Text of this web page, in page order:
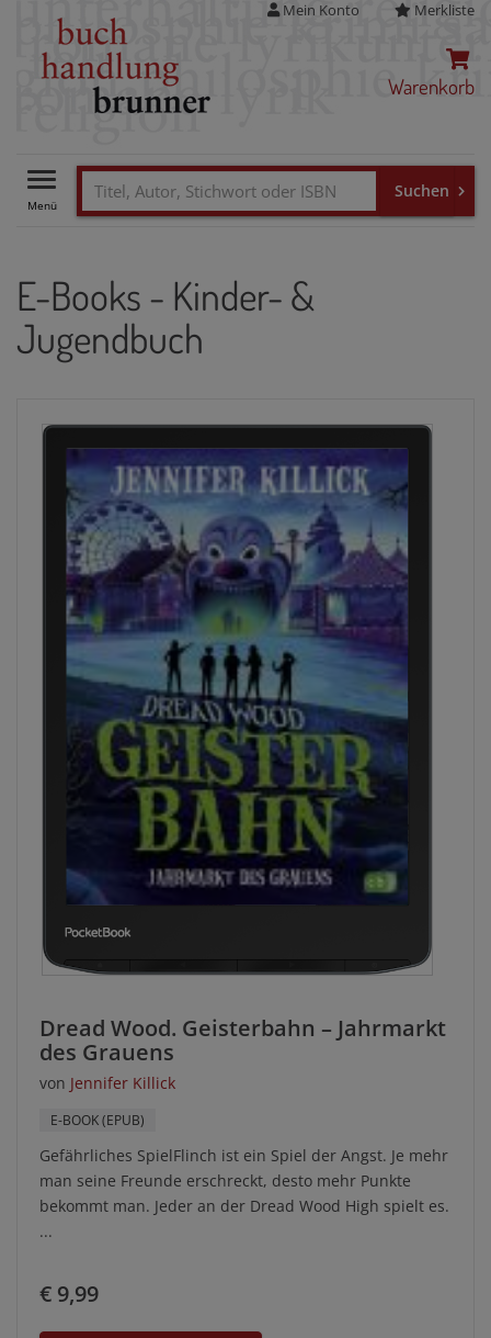
Mein Konto Merkliste
Warenkorb
Toggle
navigation
E-Books - Kinder- &
Jugendbuch
Dread Wood. Geisterbahn – Jahrmarkt
des Grauens
von Jennifer Killick
E-BOOK (EPUB)
Gefährliches SpielFlinch ist ein Spiel der Angst. Je mehr
man seine Freunde erschreckt, desto mehr Punkte
bekommt man. Jeder an der Dread Wood High spielt es.
...
€ 9,99